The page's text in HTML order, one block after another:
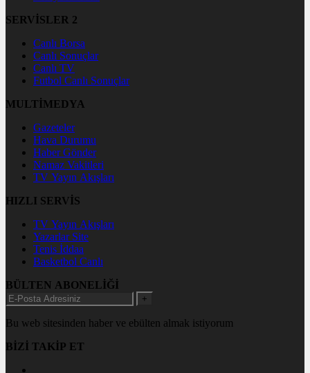
SERVİSLER 2
Canlı Borsa
Canlı Sonuçlar
Canlı TV
Futbol Canlı Sonuçlar
MULTİMEDYA
Gazeteler
Hava Durumu
Haber Gönder
Namaz Vakitleri
TV Yayın Akışları
HIZLI SERVİS
TV Yayın Akışları
Yazarlar Site
Tenis İddaa
Basketbol Canlı
BÜLTEN ABONELİĞİ
+
Bu web sitesinden haber ve ebülten almak istiyorum
BİZİ TAKİP ET